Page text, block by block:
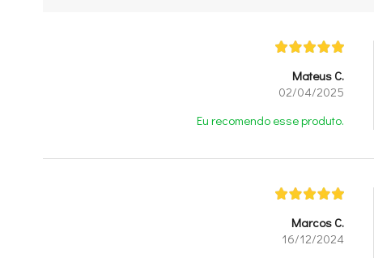
Mateus C.
02/04/2025
Eu recomendo esse produto.
Marcos C.
16/12/2024